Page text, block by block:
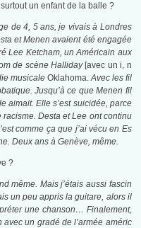
un enfant de la balle ?
de 4, 5 ans, je vivais à Londres
et Menen avaient été engagée
Lee Ketcham, un Américain aux
de scène Halliday [avec un i, n
musicale Oklahoma. Avec les fil
Jusqu’à ce que Menen fil
aimait. Elle s’est suicidée, parce
racisme. Desta et Lee ont continu
comme ça que j’ai vécu en Es
Deux ans à Genève, même.
?
même. Mais j’étais aussi fascin
un peu appris la guitare, alors il
une chanson… Finalement,
un gradé de l’armée améric